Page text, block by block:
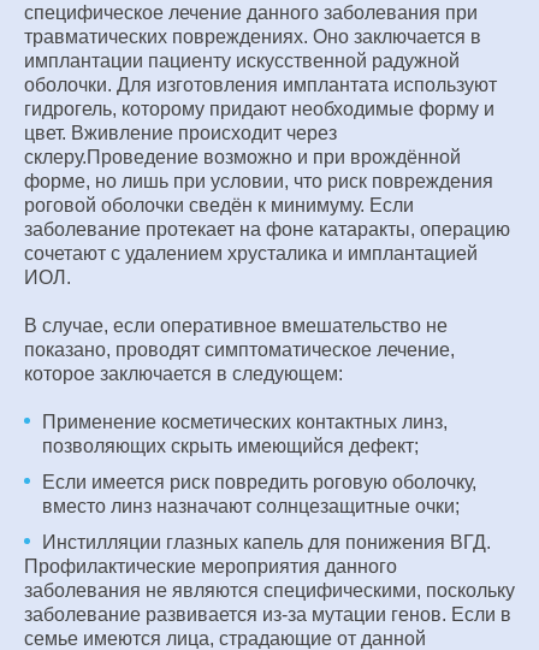
специфическое лечение данного заболевания при
травматических повреждениях. Оно заключается в
имплантации пациенту искусственной радужной
оболочки. Для изготовления имплантата используют
гидрогель, которому придают необходимые форму и
цвет. Вживление происходит через
склеру.Проведение возможно и при врождённой
форме, но лишь при условии, что риск повреждения
роговой оболочки сведён к минимуму. Если
заболевание протекает на фоне катаракты, операцию
сочетают с удалением хрусталика и имплантацией
ИОЛ.
В случае, если оперативное вмешательство не
показано, проводят симптоматическое лечение,
которое заключается в следующем:
Применение косметических контактных линз,
позволяющих скрыть имеющийся дефект;
Если имеется риск повредить роговую оболочку,
вместо линз назначают солнцезащитные очки;
Инстилляции глазных капель для понижения ВГД.
Профилактические мероприятия данного
заболевания не являются специфическими, поскольку
заболевание развивается из-за мутации генов. Если в
семье имеются лица, страдающие от данной